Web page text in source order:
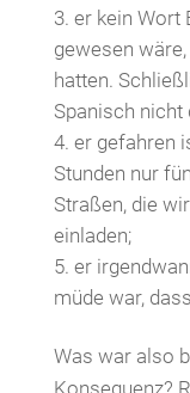
er kein Wort
gewesen
hatten.
Spanisch nicht
er gefahren
Stunden nur
Straßen, die
einladen;
er
müde war,
Was war also
Konsequenz?